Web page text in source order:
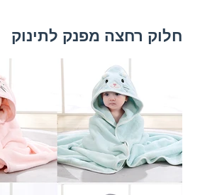
חלוק רחצה מפנק לתינוק